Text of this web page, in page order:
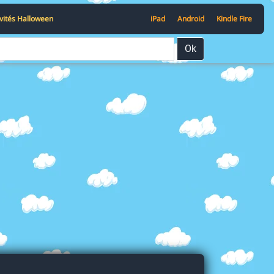
Halloween iPad Android Kindle Fire
Ok